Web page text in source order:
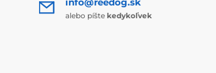
alebo píšte kedykoľvek